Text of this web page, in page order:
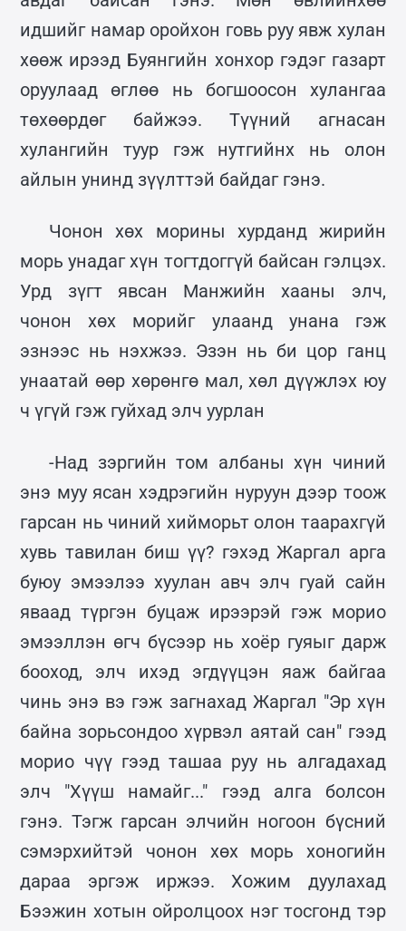
идшийг намар оройхон говь руу явж хулан
хөөж ирээд Буянгийн хонхор гэдэг газарт
оруулаад өглөө нь богшоосон хулангаа
төхөөрдөг байжээ. Түүний агнасан
хулангийн туур гэж нутгийнх нь олон
айлын унинд зүүлттэй байдаг гэнэ.
Чонон хөх морины хурданд жирийн
морь унадаг хүн тогтдоггүй байсан гэлцэх.
Урд зүгт явсан Манжийн хааны элч,
чонон хөх морийг улаанд унана гэж
эзнээс нь нэхжээ. Эзэн нь би цор ганц
унаатай өөр хөрөнгө мал, хөл дүүжлэх юу
ч үгүй гэж гуйхад элч уурлан
-Над зэргийн том албаны хүн чиний
энэ муу ясан хэдрэгийн нуруун дээр тоож
гарсан нь чиний хийморьт олон таарахгүй
хувь тавилан биш үү? гэхэд Жаргал арга
буюу эмээлээ хуулан авч элч гуай сайн
яваад түргэн буцаж ирээрэй гэж морио
эмээллэн өгч бүсээр нь хоёр гуяыг дарж
бооход, элч ихэд эгдүүцэн яаж байгаа
чинь энэ вэ гэж загнахад Жаргал "Эр хүн
байна зорьсондоо хүрвэл аятай сан" гээд
морио чүү гээд ташаа руу нь алгадахад
элч "Хүүш намайг..." гээд алга болсон
гэнэ. Тэгж гарсан элчийн ногоон бүсний
сэмэрхийтэй чонон хөх морь хоногийн
дараа эргэж иржээ. Хожим дуулахад
Бээжин хотын ойролцоох нэг тосгонд тэр